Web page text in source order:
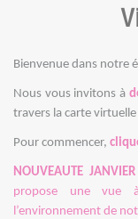
Bienvenue dans notre
Nous vous invitons à
travers la carte virtuelle
Pour commencer,
NOUVEAUTE
propose une vue
l’environnement de